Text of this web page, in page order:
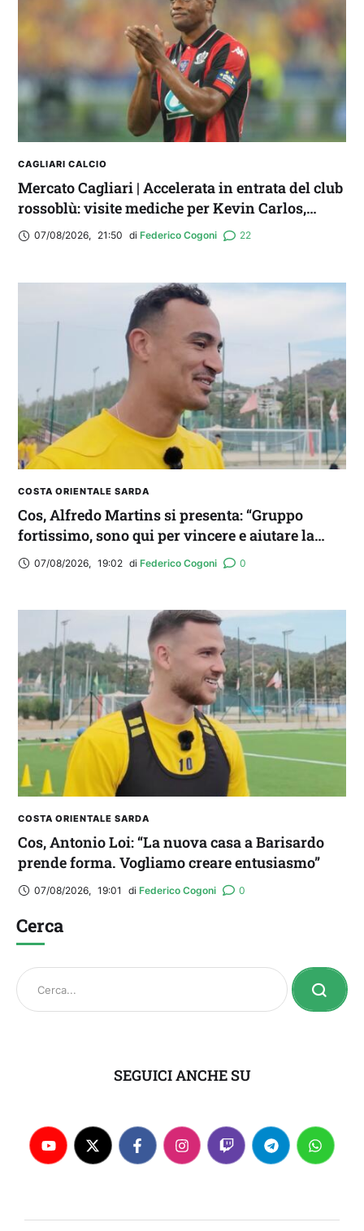
FANTA 131 LIVE | La nuova stagione al
fantacalcio: le novità di Fanta 131 e chi
acquistare
CAGLIARI CALCIO
Mercato Cagliari | Accelerata in entrata del club
rossoblù: visite mediche per Kevin Carlos,
Maldini e Aurelio
07/08/2026, 21:50 di Federico Cogoni 22
COSTA ORIENTALE SARDA
Cos, Alfredo Martins si presenta: “Gruppo
fortissimo, sono qui per vincere e aiutare la
squadra. Idolo? Mi ispiro a Romario”
07/08/2026, 19:02 di Federico Cogoni 0
COSTA ORIENTALE SARDA
Cos, Antonio Loi: “La nuova casa a Barisardo
prende forma. Vogliamo creare entusiasmo”
07/08/2026, 19:01 di Federico Cogoni 0
Cerca
SEGUICI ANCHE SU